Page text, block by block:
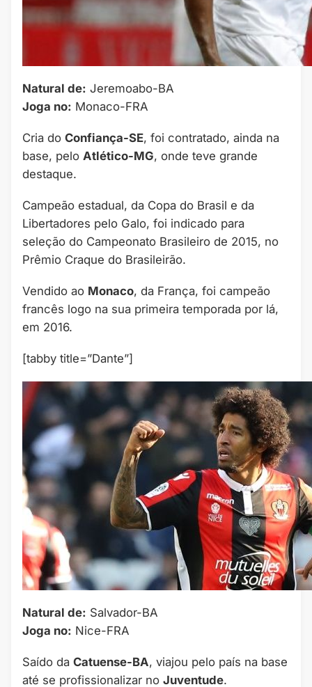
Natural de: Jeremoabo-BA
Joga no: Monaco-FRA
Cria do Confiança-SE, foi contratado, ainda na
base, pelo Atlético-MG, onde teve grande
destaque.
Campeão estadual, da Copa do Brasil e da
Libertadores pelo Galo, foi indicado para
seleção do Campeonato Brasileiro de 2015, no
Prêmio Craque do Brasileirão.
Vendido ao Monaco, da França, foi campeão
francês logo na sua primeira temporada por lá,
em 2016.
[tabby title=”Dante”]
Natural de: Salvador-BA
Joga no: Nice-FRA
Saído da Catuense-BA, viajou pelo país na base
até se profissionalizar no Juventude.